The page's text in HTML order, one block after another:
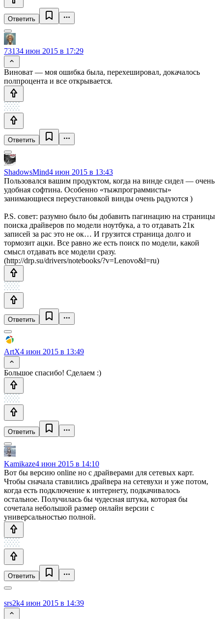
Ответить
73134 июн 2015 в 17:29
Виноват — моя ошибка была, перехешировал, докачалось
полпроцента и все открывается.
Ответить
ShadowsMind4 июн 2015 в 13:43
Пользовался вашим продуктом, когда на винде сидел — очень
удобная софтина. Особенно «тыжпрограммисты»
занимающиеся переустановкой винды очень радуются )
P.S. совет: разумно было бы добавить пагинацию на страницы
поиска драйверов по модели ноутбука, а то отдавать 21к
записей за рас это не ок… И грузится страница долго и
тормозит ацки. Все равно же есть поиск по модели, какой
смысл отдавать все модели сразу.
(http://drp.su/drivers/notebooks/?v=Lenovo&l=ru)
Ответить
ArtX4 июн 2015 в 13:49
Большое спасибо! Сделаем :)
Ответить
Kamikaze4 июн 2015 в 14:10
Вот бы версию online но с драйверами для сетевых карт.
Чтобы сначала ставились драйвера на сетевухи и уже потом,
когда есть подключение к интернету, подкачивалось
остальное. Получилась бы чудесная штука, которая бы
сочетала небольшой размер онлайн версии с
универсальностью полной.
Ответить
srs2k4 июн 2015 в 14:39